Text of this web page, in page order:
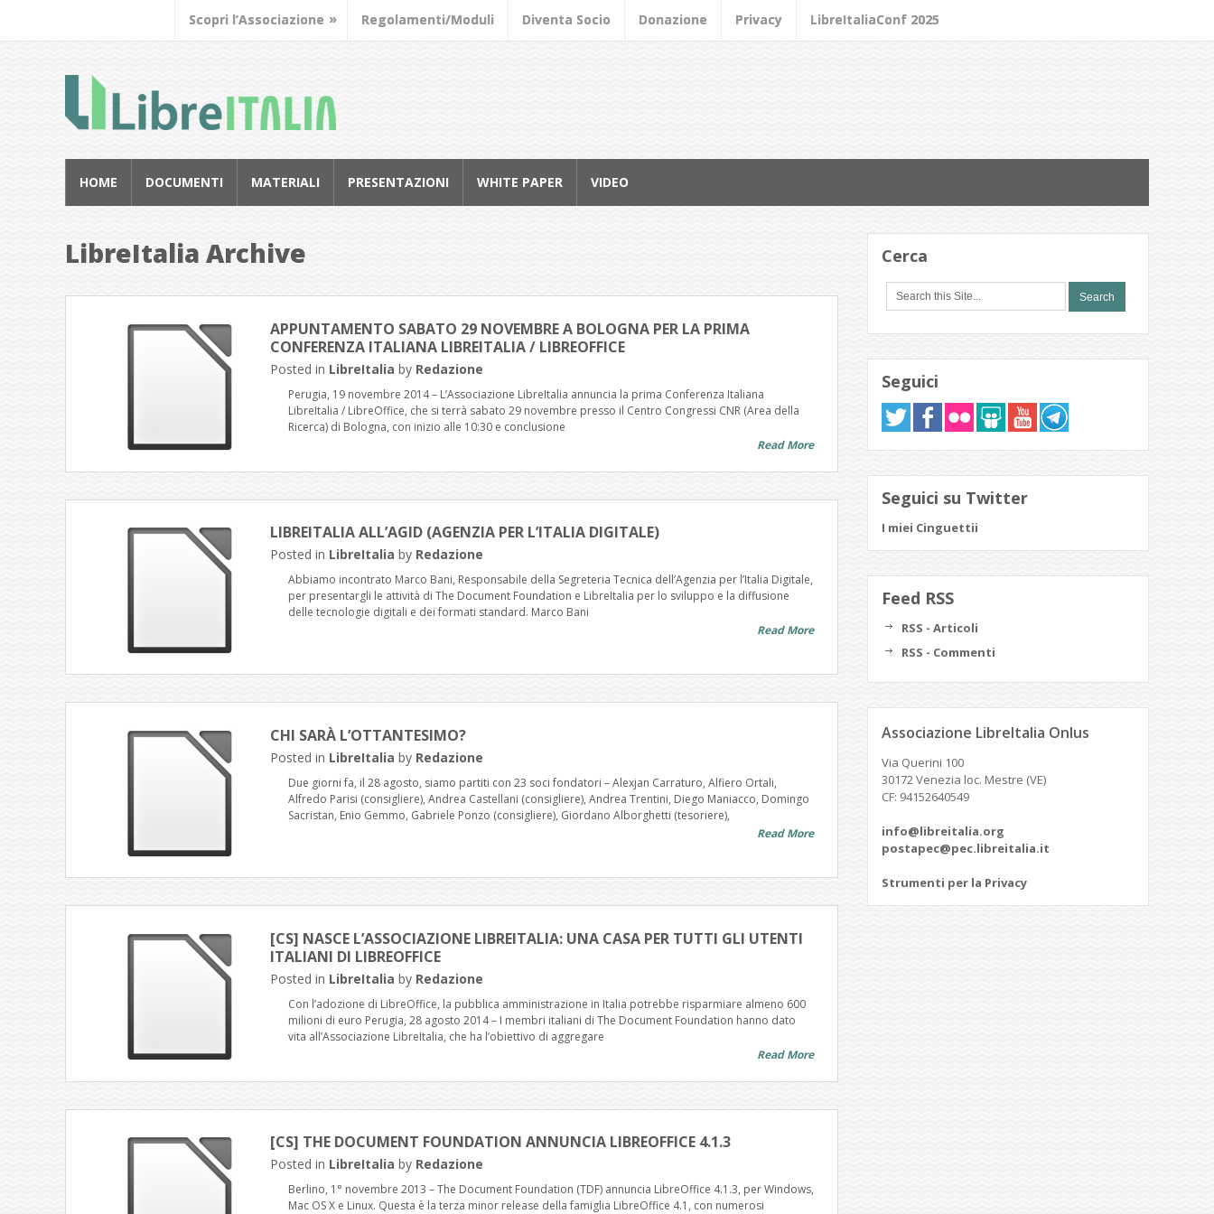
Scopri l’Associazione Regolamenti/Moduli Diventa Socio Donazione Privacy LibreItaliaConf 2025
HOME DOCUMENTI MATERIALI PRESENTAZIONI WHITE PAPER VIDEO
LibreItalia Archive
APPUNTAMENTO SABATO 29 NOVEMBRE A BOLOGNA PER LA PRIMA
CONFERENZA ITALIANA LIBREITALIA / LIBREOFFICE
Posted in LibreItalia by Redazione
Perugia, 19 novembre 2014 – L’Associazione LibreItalia annuncia la prima Conferenza Italiana
LibreItalia / LibreOffice, che si terrà sabato 29 novembre presso il Centro Congressi CNR (Area della
Ricerca) di Bologna, con inizio alle 10:30 e conclusione
Read More
LIBREITALIA ALL’AGID (AGENZIA PER L’ITALIA DIGITALE)
Posted in LibreItalia by Redazione
Abbiamo incontrato Marco Bani, Responsabile della Segreteria Tecnica dell’Agenzia per l’Italia Digitale,
per presentargli le attività di The Document Foundation e LibreItalia per lo sviluppo e la diffusione
delle tecnologie digitali e dei formati standard. Marco Bani
Read More
CHI SARÀ L’OTTANTESIMO?
Posted in LibreItalia by Redazione
Due giorni fa, il 28 agosto, siamo partiti con 23 soci fondatori – Alexjan Carraturo, Alfiero Ortali,
Alfredo Parisi (consigliere), Andrea Castellani (consigliere), Andrea Trentini, Diego Maniacco, Domingo
Sacristan, Enio Gemmo, Gabriele Ponzo (consigliere), Giordano Alborghetti (tesoriere),
Read More
[CS] NASCE L’ASSOCIAZIONE LIBREITALIA: UNA CASA PER TUTTI GLI UTENTI
ITALIANI DI LIBREOFFICE
Posted in LibreItalia by Redazione
Con l’adozione di LibreOffice, la pubblica amministrazione in Italia potrebbe risparmiare almeno 600
milioni di euro Perugia, 28 agosto 2014 – I membri italiani di The Document Foundation hanno dato
vita all’Associazione LibreItalia, che ha l’obiettivo di aggregare
Read More
[CS] THE DOCUMENT FOUNDATION ANNUNCIA LIBREOFFICE 4.1.3
Posted in LibreItalia by Redazione
Berlino, 1° novembre 2013 – The Document Foundation (TDF) annuncia LibreOffice 4.1.3, per Windows,
Mac OS X e Linux. Questa è la terza minor release della famiglia LibreOffice 4.1, con numerosi
Cerca
Seguici
Seguici su Twitter
I miei Cinguettii
Feed RSS
RSS - Articoli
RSS - Commenti
Associazione LibreItalia Onlus
Via Querini 100
30172 Venezia loc. Mestre (VE)
CF: 94152640549
info@libreitalia.org
postapec@pec.libreitalia.it
Strumenti per la Privacy